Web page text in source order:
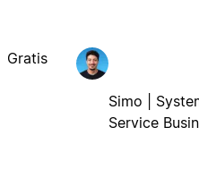
Gratis
Simo |
Service